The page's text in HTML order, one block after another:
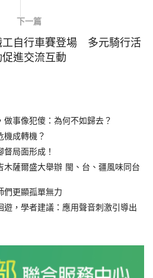
下一篇
工自行車賽登場 多元騎行活
進交流互動
事像犯傻：為何不如歸去？
機成轉機？
局面形成！
木薩爾盛大舉辦 閩、台、疆風味同台
們更顯孤單無力
，學者建議：應用聲音刺激引導出